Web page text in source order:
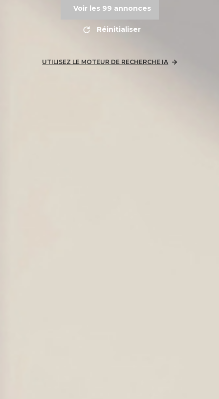
Voir les 99 annonces
Réinitialiser
UTILISEZ LE MOTEUR DE RECHERCHE IA